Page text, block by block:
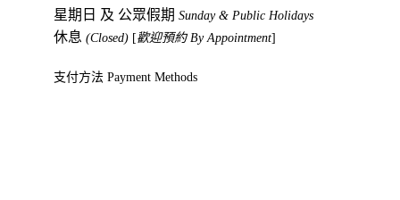
支付方法 Payment Methods
星期日 及 公眾假期 Sunday & Public Holidays
休息 (Closed) [歡迎預約 By Appointment]